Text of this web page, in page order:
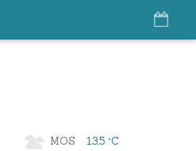
MOS 13.5 °C